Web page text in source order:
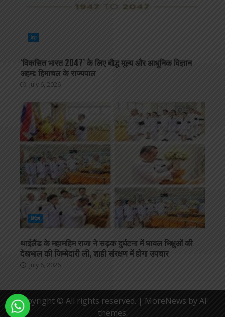
देश
‘विकसित भारत 2047’ के लिए बौद्ध मूल्य और आधुनिक विज्ञान
अहम: हिमाचल के राज्यपाल
July 6, 2026
विदेश
थाईलैंड के महामहिम राजा ने सड़क दुर्घटना में घायल भिक्षुओं की
देखभाल की जिम्मेदारी ली, शाही संरक्षण में होगा उपचार
July 6, 2026
Copyright © All rights reserved. | MoreNews by AF
themes.